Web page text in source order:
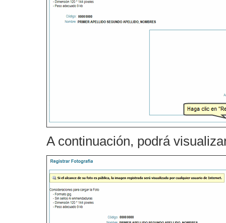
A continuación, podrá